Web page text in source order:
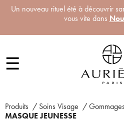
Un nouveau rituel été à découvrir
vous vite dans
☰
Produits / Soins Visage /
MASQUE JEUNESSE